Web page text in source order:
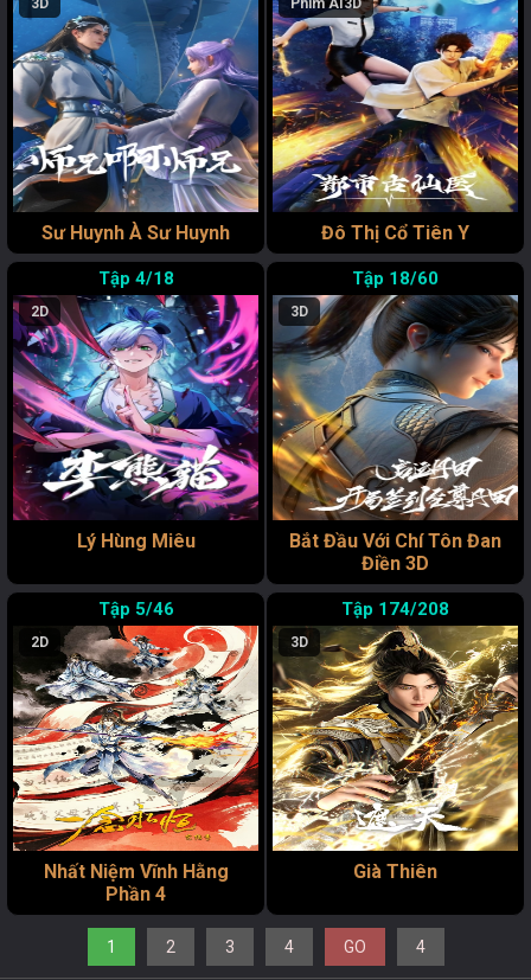
3D
Sư Huynh À Sư Huynh
Phim AI 3D
Đô Thị Cổ Tiên Y
4/18
2D
Lý Hùng Miêu
18/60
3D
Bắt Đầu Với Chí Tôn Đan
Điền 3D
5/46
2D
Nhất Niệm Vĩnh Hằng
Phần 4
174/208
3D
Già Thiên
1 2 3 4 GO 4